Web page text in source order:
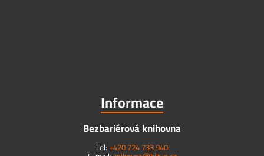
Informace
Bezbariérová knihovna
Tel: +420 724 733 940